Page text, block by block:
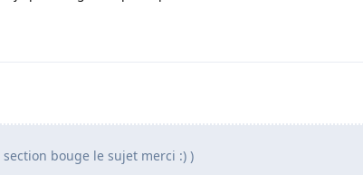
bouge le sujet merci :) )